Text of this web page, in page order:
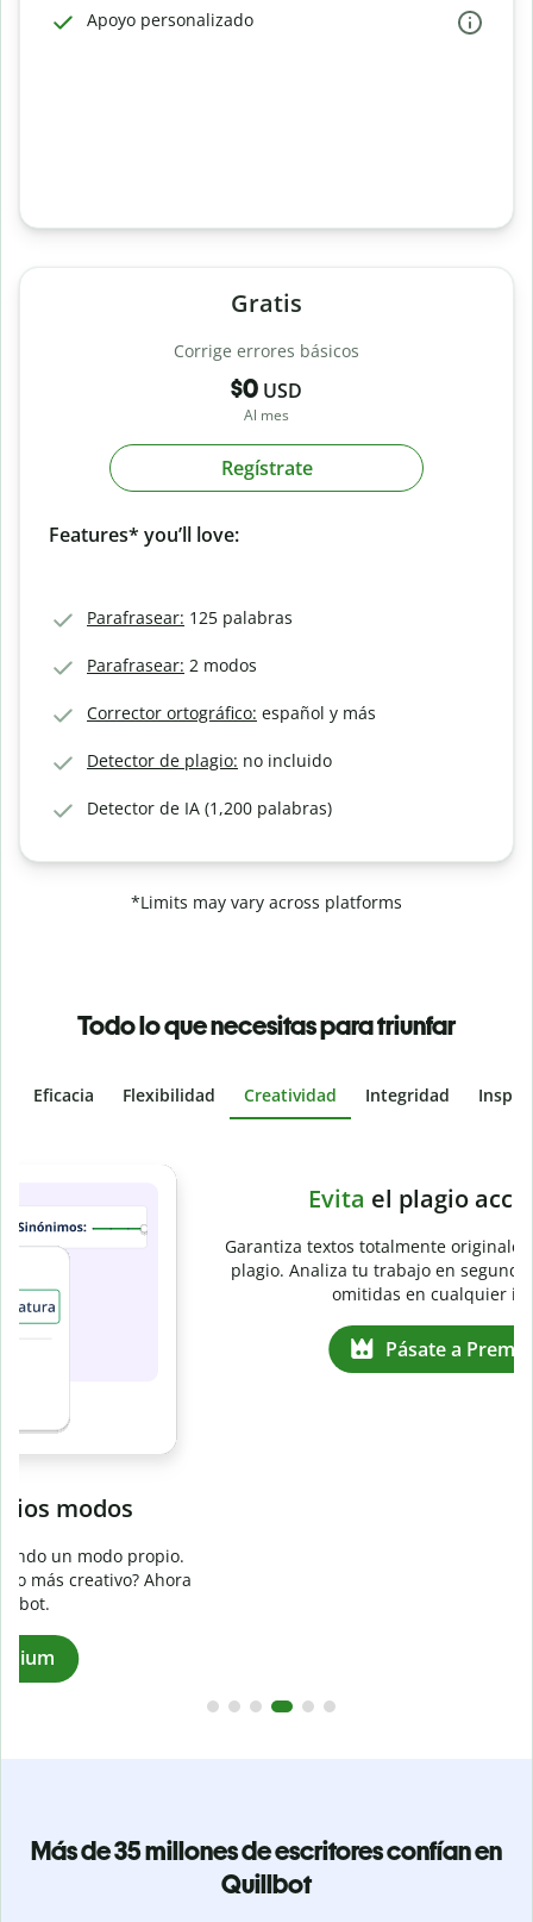
Apoyo personalizado
Gratis
Corrige errores básicos
$0 USD
Al mes
Regístrate
Features* you’ll love:
Parafrasear: 125 palabras
Parafrasear: 2 modos
Corrector ortográfico: español y más
Detector de plagio: no incluido
Detector de IA (1,200 palabras)
*Limits may vary across platforms
Todo lo que necesitas para triunfar
Eficacia Flexibilidad Creatividad Integridad
Evita
Garantiza textos totalmente originales con el detector de
plagio. Analiza tu trabajo en segundos e identifica citas
Más de 35 millones de escritores confían en
Quillbot